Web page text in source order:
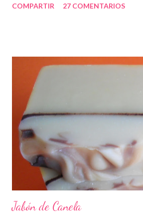
COMPARTIR 27 COMENTARIOS
Jabón de Canela